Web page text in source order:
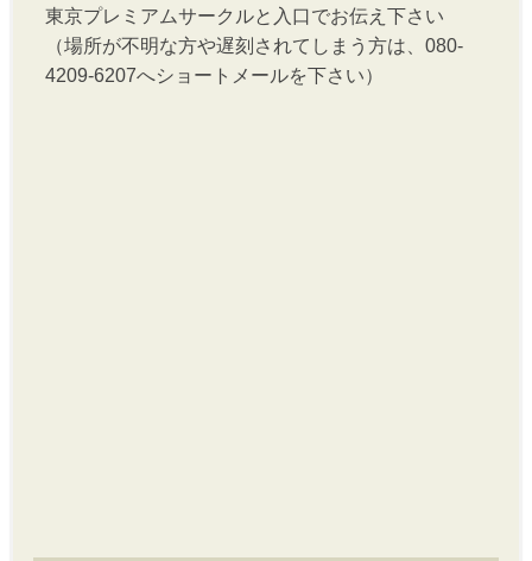
東京プレミアムサークルと入口でお伝え下さい
（場所が不明な方や遅刻されてしまう方は、080-
4209-6207へショートメールを下さい）